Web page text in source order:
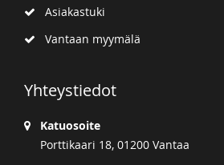
Asiakastuki
Vantaan myymälä
Yhteystiedot
Katuosoite
Porttikaari 18, 01200 Vantaa